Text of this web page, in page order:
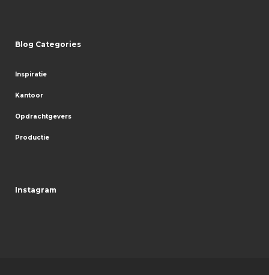
Blog Categories
Inspiratie
Kantoor
Opdrachtgevers
Productie
Instagram